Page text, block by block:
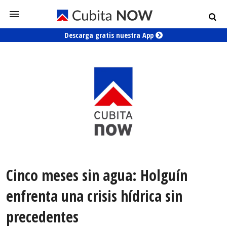
Descarga gratis nuestra App
Cinco meses sin agua: Holguín
enfrenta una crisis hídrica sin
precedentes